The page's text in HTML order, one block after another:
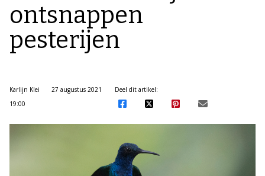
ontsnappen
pesterijen
Karlijn Klei
27 augustus 2021
19:00
Deel dit artikel: